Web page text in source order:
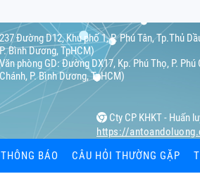
237 Đường D12, Khu phố 1, P. Phú Tân, Tp.Thủ
P. Bình Dương, TpHCM)
Văn phòng GD: Đường DX17, Kp. Phú Thọ, P.
Chánh, P. Bình Dương, TpHCM)
Cty CP KHKT - Huấn
https://
THÔNG BÁO CÂU HỎI THƯỜNG GẶP